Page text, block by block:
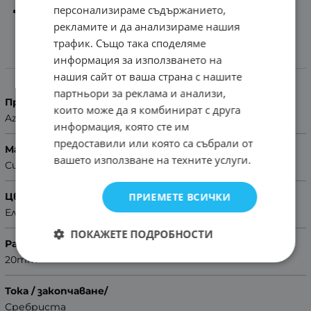
Помощ за размер на каишка
Характеристики
Производител
Azzuro
Материал
Силикон
Цвят
Електриково зелен
Размер
20mm
Тока / закопчаване/
Сребриста
персонализираме съдържанието,
рекламите и да анализираме нашия
трафик. Също така споделяме
информация за използването на
нашия сайт от ваша страна с нашите
партньори за реклама и анализи,
които може да я комбинират с друга
информация, която сте им
предоставили или която са събрали от
вашето използване на техните услуги.
ПРИЕМЕТЕ ВСИЧКИ
ПОКАЖЕТЕ ПОДРОБНОСТИ